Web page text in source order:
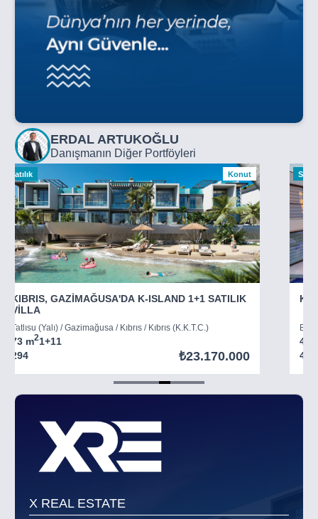
ERDAL ARTUKOĞLU
Danışmanın Diğer Portföyleri
Satılık Konut
KIBRIS, GAZİMAĞUSA'DA K-ISLAND 1+1 SATILIK
VİLLA
Tatlısu (Yalı) / Gazimağusa / Kıbrıs / Kıbrıs (K.K.T.C.)
73 m21+11
294
₺23.170.000
45
403
of
X REAL ESTATE